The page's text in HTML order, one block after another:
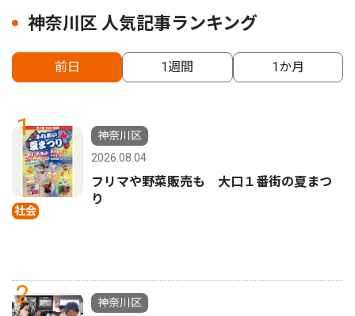
神奈川区 人気記事ランキング
前日 1週間 1か月
1
社会
神奈川区
2026.08.04
フリマや野菜販売も 大口１番街の夏まつ
り
2
神奈川区